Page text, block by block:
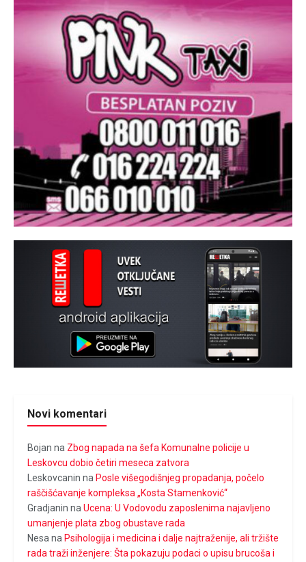
Novi komentari
Bojan na Zbog napada na šefa Komunalne policije u
Leskovcu dobio četiri meseca zatvora
Leskovcanin na Posle višegodišnjeg propadanja, počelo
raščišćavanje kompleksa „Kosta Stamenković“
Gradjanin naUcena: U Vodovodu zaposlenima najavljeno
umanjenje plata zbog obustave rada
Nesana Psihologija i medicina i dalje najtraženije, ali tržište
rada traži inženjere: Šta pokazuju podaci o upisu brucoša i